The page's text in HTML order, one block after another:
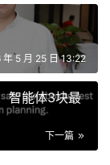
竟多恐怖
Glasswing。
和开源软件变
软件开发方。
年 5 月 25 日 13:22
智能体3块最
下一篇